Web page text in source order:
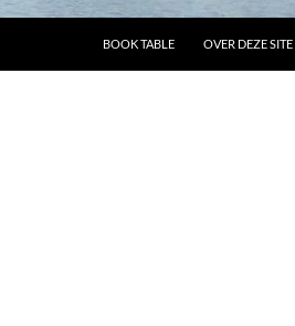
BOOK TABLE
OVER DEZE SITE